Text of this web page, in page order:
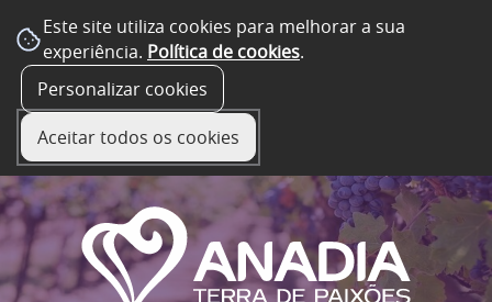
Este site utiliza cookies para melhorar a sua
experiência. Política de cookies.
Personalizar cookies
Aceitar todos os cookies